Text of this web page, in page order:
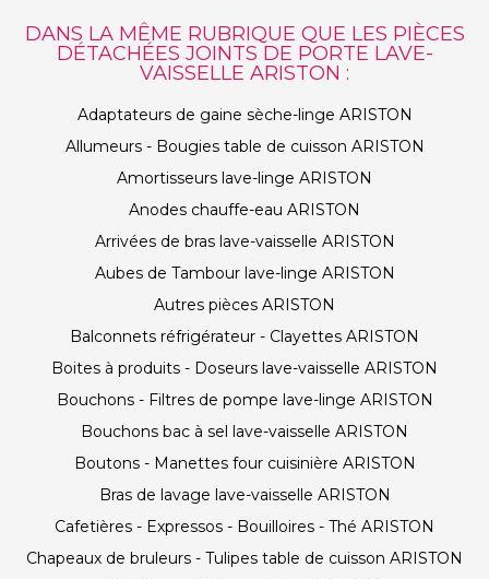
DANS LA MÊME RUBRIQUE QUE LES PIÈCES
DÉTACHÉES JOINTS DE PORTE LAVE-
VAISSELLE ARISTON :
Adaptateurs de gaine sèche-linge ARISTON
Allumeurs - Bougies table de cuisson ARISTON
Amortisseurs lave-linge ARISTON
Anodes chauffe-eau ARISTON
Arrivées de bras lave-vaisselle ARISTON
Aubes de Tambour lave-linge ARISTON
Autres pièces ARISTON
Balconnets réfrigérateur - Clayettes ARISTON
Boites à produits - Doseurs lave-vaisselle ARISTON
Bouchons - Filtres de pompe lave-linge ARISTON
Bouchons bac à sel lave-vaisselle ARISTON
Boutons - Manettes four cuisinière ARISTON
Bras de lavage lave-vaisselle ARISTON
Cafetières - Expressos - Bouilloires - Thé ARISTON
Chapeaux de bruleurs - Tulipes table de cuisson ARISTON